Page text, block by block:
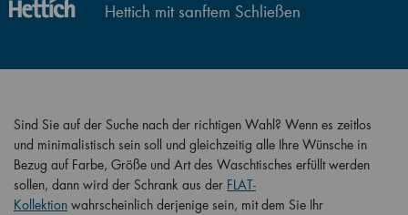
Hettich mit sanftem Schließen
Sind Sie auf der Suche nach der richtigen Wahl? Wenn es zeitlos
und minimalistisch sein soll und gleichzeitig alle Ihre Wünsche in
Bezug auf Farbe, Größe und Art des Waschtisches erfüllt werden
sollen, dann wird der Schrank aus der FLAT-
Kollektion wahrscheinlich derjenige sein, mit dem Sie Ihr